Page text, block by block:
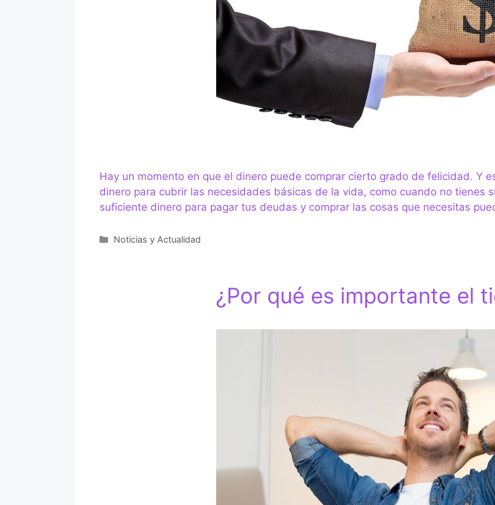
Hay un momento en que el dinero puede comprar cierto grado de felicidad. Y
dinero para cubrir las necesidades básicas de la vida, como cuando no tienes
suficiente dinero para pagar tus deudas y comprar las cosas que necesitas
Categorías
Noticias y Actualidad
¿Por qué es importante el